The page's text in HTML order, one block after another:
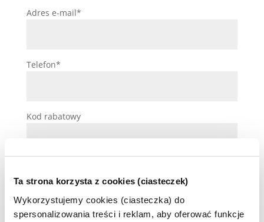
Ta strona korzysta z cookies (ciasteczek)
Wykorzystujemy cookies (ciasteczka) do
spersonalizowania treści i reklam, aby oferować funkcje
Adres e-mail*
Telefon*
Kod rabatowy